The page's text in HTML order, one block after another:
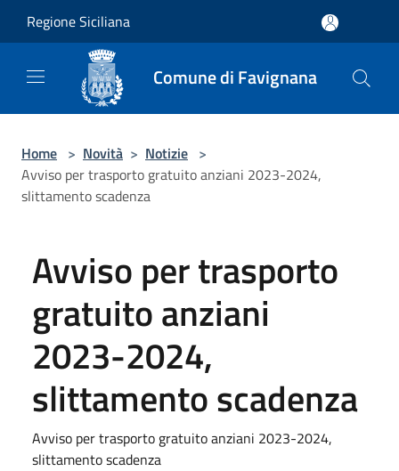
Regione Siciliana
Comune di Favignana
Home > Novità > Notizie >
Avviso per trasporto gratuito anziani 2023-2024,
slittamento scadenza
Avviso per trasporto
gratuito anziani
2023-2024,
slittamento scadenza
Avviso per trasporto gratuito anziani 2023-2024,
slittamento scadenza